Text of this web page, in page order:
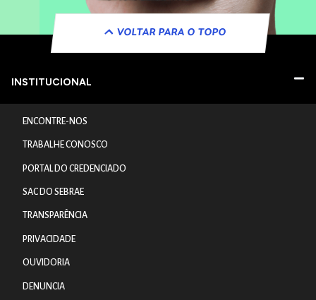
VOLTAR PARA O TOPO
INSTITUCIONAL
ENCONTRE-NOS
TRABALHE CONOSCO
PORTAL DO CREDENCIADO
SAC DO SEBRAE
TRANSPARÊNCIA
PRIVACIDADE
OUVIDORIA
DENUNCIA